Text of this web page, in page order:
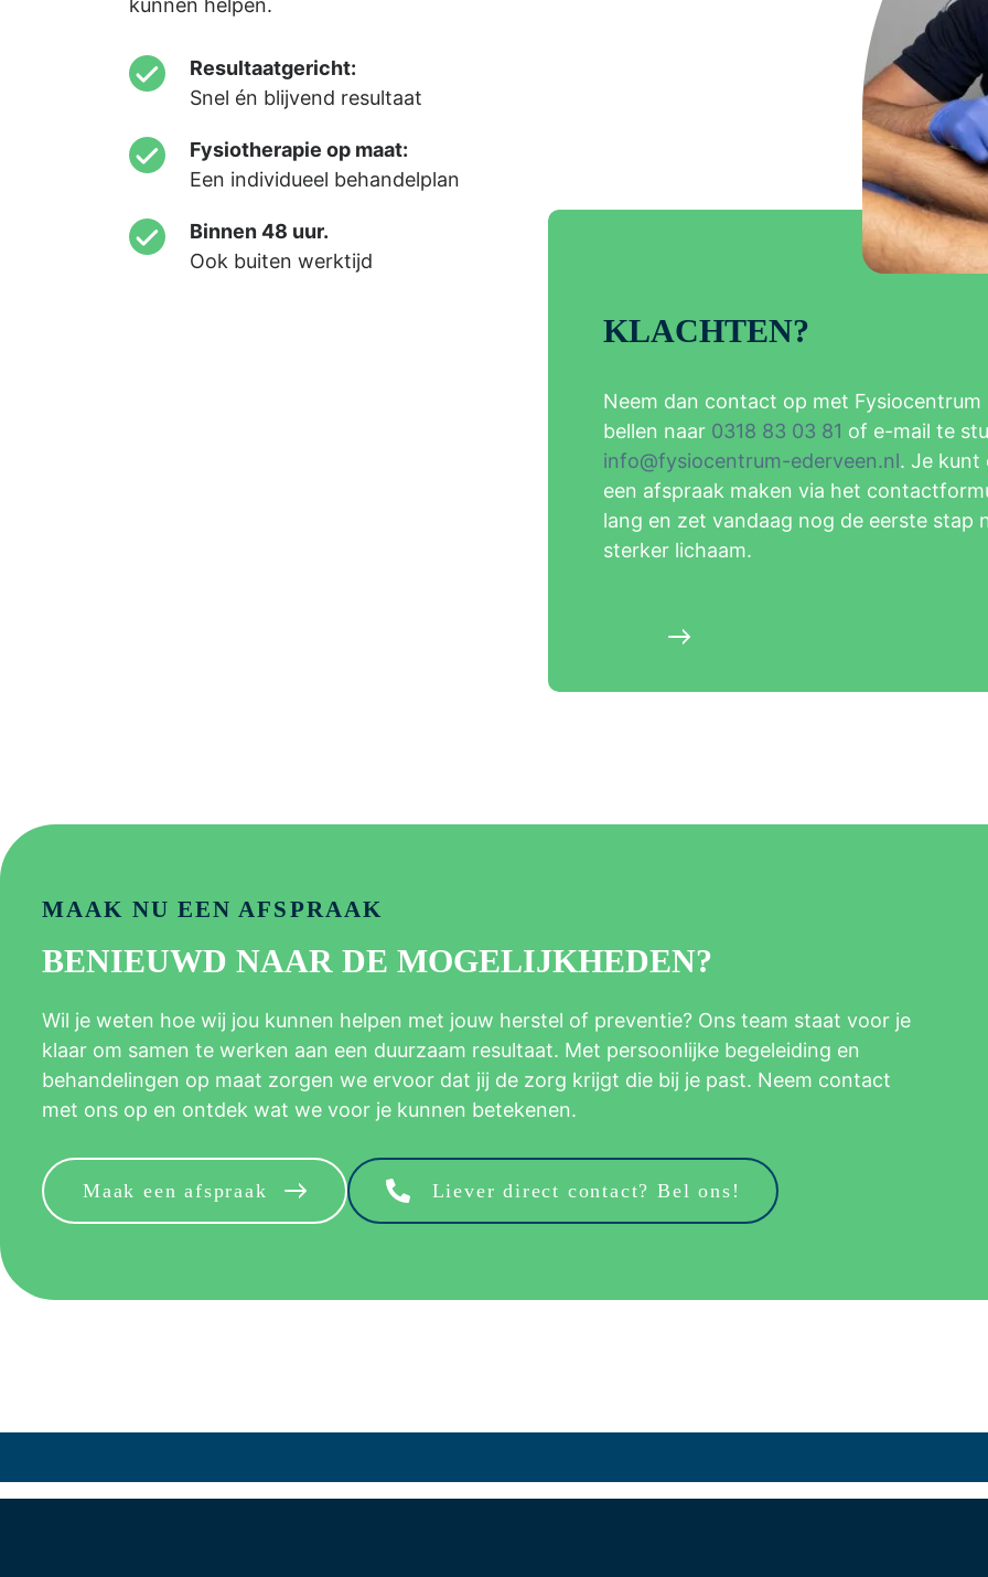
kunnen helpen.
Resultaatgericht:
Snel én blijvend resultaat
Fysiotherapie op maat:
Een individueel behandelplan
Binnen 48 uur.
Ook buiten werktijd
KLACHTEN?
Neem dan contact op met
bellen naar 0318 83 03 81 of e-mail te
info@fysiocentrum-ederveen.nl. Je kunt
een afspraak maken via het
lang en zet vandaag nog de eerste stap
sterker lichaam.
MAAK NU EEN AFSPRAAK
BENIEUWD NAAR DE MOGELIJKHEDEN?
Wil je weten hoe wij jou kunnen helpen met jouw herstel of preventie? Ons team staat voor je
klaar om samen te werken aan een duurzaam resultaat. Met persoonlijke begeleiding en
behandelingen op maat zorgen we ervoor dat jij de zorg krijgt die bij je past. Neem contact
met ons op en ontdek wat we voor je kunnen betekenen.
Maak een afspraak Liever direct contact? Bel ons!